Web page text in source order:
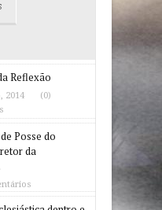
Reflexão
2014
(0)
Posse do
da